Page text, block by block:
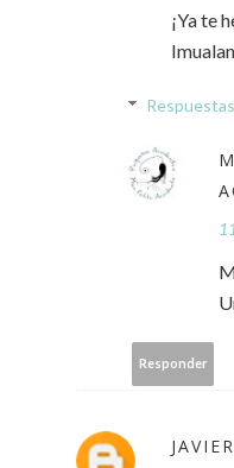
¡Ya te
Respuestas
Responder
JAVIER